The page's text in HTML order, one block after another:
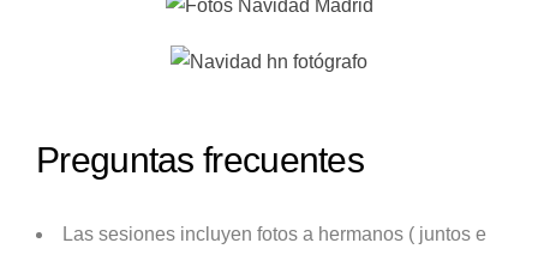
Preguntas frecuentes
Las sesiones incluyen fotos a hermanos ( juntos e